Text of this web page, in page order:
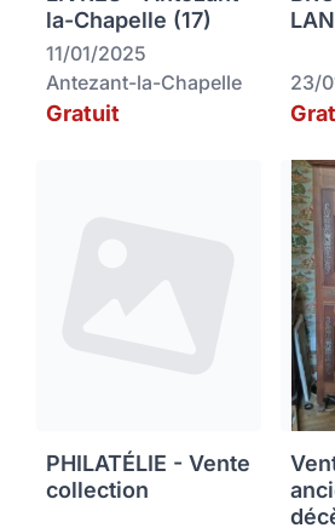
la-Chapelle (17)
11/01/2025
Antezant-la-Chapelle
Gratuit
23/
PHILATÉLIE - Vente
collection